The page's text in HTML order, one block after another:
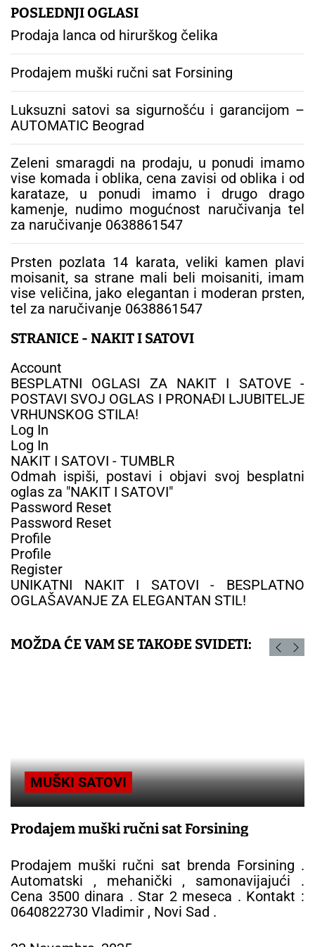
g
a
:
POSLEDNJI OGLASI
Prodaja lanca od hirurškog čelika
Prodajem muški ručni sat Forsining
Luksuzni satovi sa sigurnošću i garancijom –
AUTOMATIC Beograd
Zeleni smaragdi na prodaju, u ponudi imamo
vise komada i oblika, cena zavisi od oblika i od
karataze, u ponudi imamo i drugo drago
kamenje, nudimo mogućnost naručivanja tel
za naručivanje 0638861547
Prsten pozlata 14 karata, veliki kamen plavi
moisanit, sa strane mali beli moisaniti, imam
vise veličina, jako elegantan i moderan prsten,
tel za naručivanje 0638861547
STRANICE - NAKIT I SATOVI
Account
BESPLATNI OGLASI ZA NAKIT I SATOVE -
POSTAVI SVOJ OGLAS I PRONAĐI LJUBITELJE
VRHUNSKOG STILA!
Log In
Log In
NAKIT I SATOVI - TUMBLR
Odmah ispiši, postavi i objavi svoj besplatni
oglas za "NAKIT I SATOVI"
Password Reset
Password Reset
Profile
Profile
Register
UNIKATNI NAKIT I SATOVI - BESPLATNO
OGLAŠAVANJE ZA ELEGANTAN STIL!
MOŽDA ĆE VAM SE TAKOĐE SVIDETI:
MUŠKI SATOVI
Prodajem muški ručni sat Forsining
Prodajem muški ručni sat brenda Forsining .
Automatski , mehanički , samonavijajući .
Cena 3500 dinara . Star 2 meseca . Kontakt :
0640822730 Vladimir , Novi Sad .